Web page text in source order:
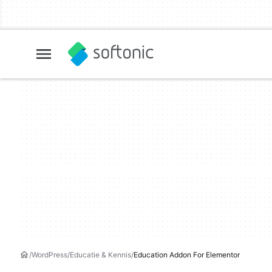
WordPress Educatie & Kennis Education Addon For Elementor